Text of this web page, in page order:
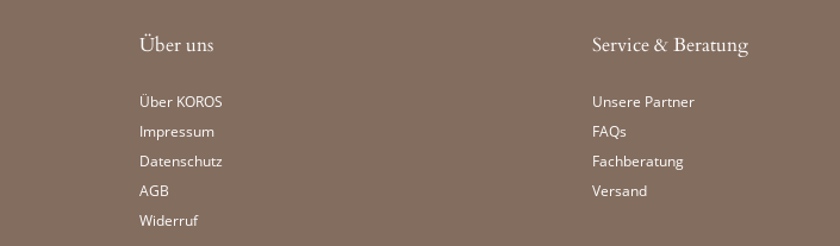
Über uns
Über KOROS
Impressum
Datenschutz
AGB
Widerruf
Service & Beratung
Unsere Partner
FAQs
Fachberatung
Versand